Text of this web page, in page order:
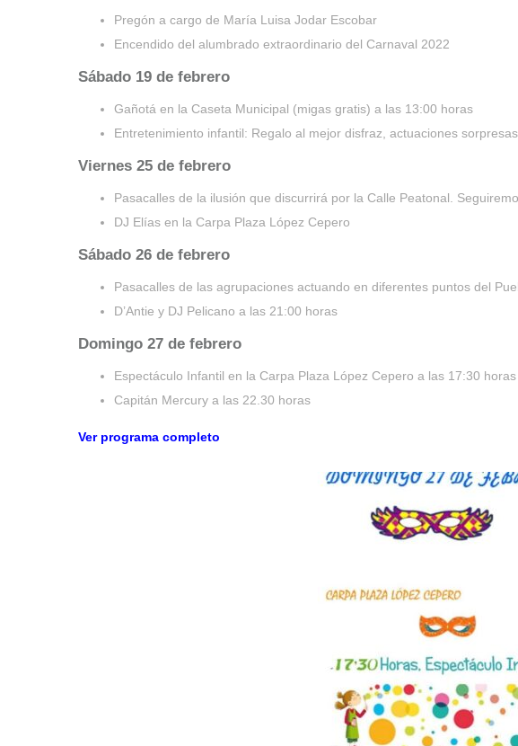
Pregón a cargo de María Luisa Jodar Escobar
Encendido del alumbrado extraordinario del Carnaval 2022
Sábado 19 de febrero
Gañotá en la Caseta Municipal (migas gratis) a las 13:00 horas
Entretenimiento infantil: Regalo al mejor disfraz, actuaciones
Viernes 25 de febrero
Pasacalles de la ilusión que discurrirá por la Calle Peatonal.
DJ Elías en la Carpa Plaza López Cepero
Sábado 26 de febrero
Pasacalles de las agrupaciones actuando en diferentes puntos del
D’Antie y DJ Pelicano a las 21:00 horas
Domingo 27 de febrero
Espectáculo Infantil en la Carpa Plaza López Cepero a las 17:30 horas
Capitán Mercury a las 22.30 horas
Ver programa completo